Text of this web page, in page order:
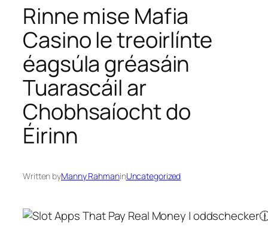
Rinne mise Mafia
Casino le treoirlínte
éagsúla gréasáin
Tuarascáil ar
Chobhsaíocht do
Éirinn
Written byManny RahmaninUncategorized